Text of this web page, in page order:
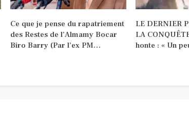
Ce que je pense du rapatriement
des Restes de l’Almamy Bocar
Biro Barry (Par l’ex PM…
LE DERNIER
LA
honte : « Un